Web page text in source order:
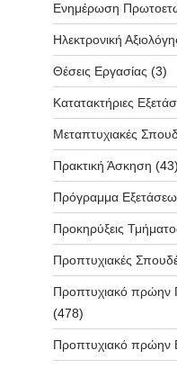
Ενημέρωση
Ηλεκτρονική
Θέσεις Εργασίας (3)
Κατατακτήριες
Μεταπτυχιακές
Πρακτική Άσκηση (43)
Πρόγραμμα
Προκηρύξεις
Προπτυχιακές
Προπτυχιακό πρώην
(478)
Προπτυχιακό πρώην